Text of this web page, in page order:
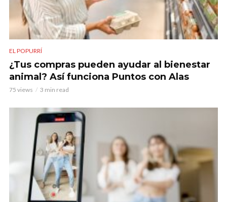
EL POPURRÍ
¿Tus compras pueden ayudar al bienestar
animal? Así funciona Puntos con Alas
75 views 3 min read